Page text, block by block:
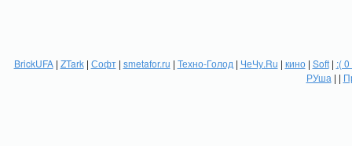
BrickUFA| ZTark| Софт| smetafor.ru | Техно-Голод | ЧеЧу.Ru | кино| Soft| :(
РУша | |